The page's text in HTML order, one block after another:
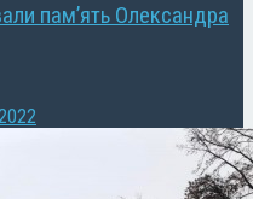
пам’ять Олександра